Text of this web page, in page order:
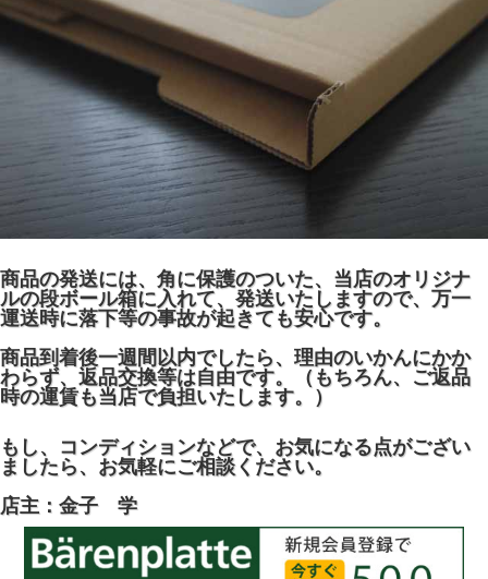
商品の発送には、角に保護のついた、当店のオリジナ
ルの段ボール箱に入れて、発送いたしますので、万一
運送時に落下等の事故が起きても安心です。
商品到着後一週間以内でしたら、理由のいかんにかか
わらず、返品交換等は自由です。（もちろん、ご返品
時の運賃も当店で負担いたします。）
もし、コンディションなどで、お気になる点がござい
ましたら、お気軽にご相談ください。
店主：金子 学